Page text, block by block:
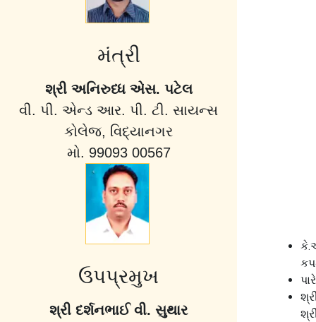
મંત્રી
શ્રી અનિરુધ્ધ એસ. પટેલ
વી. પી. એન્ડ આર. પી. ટી. સાયન્સ
કોલેજ, વિદ્યાનગર
મો. 99093 00567
ઉપપ્રમુખ
શ્રી દર્શનભાઈ વી. સુથાર